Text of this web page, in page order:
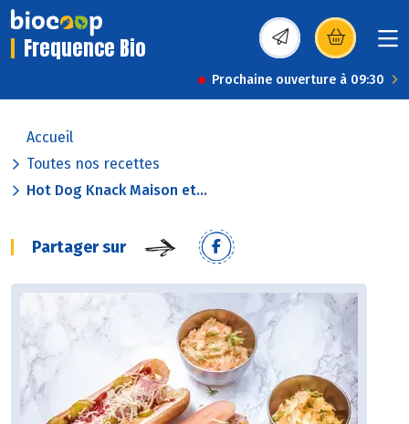
Frequence Bio (s’ouvre dans une
Prochaine ouverture à 09:30
Accueil
Toutes nos recettes
Hot Dog Knack Maison et...
Partager sur